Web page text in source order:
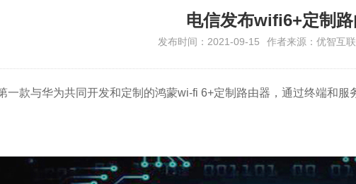
电信发布wifi6+定制
发布时间：2021-09-15 作者来源：优智互联
一款与华为共同开发和定制的鸿蒙wi-fi 6+定制路由器，通过终端和